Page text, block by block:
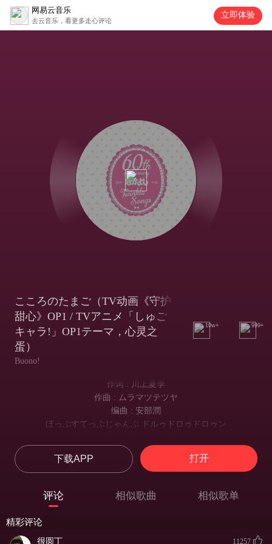
网易云音乐
去云音乐，看更多走心评论
立即体验
こころのたまご（TV动画《守护
甜心》OP1 / TVアニメ「しゅご
キャラ!」OP1テーマ，心灵之
蛋）
Buono!
10w+ 999+
作词 : 川上夏季
作曲 : ムラマツテツヤ
编曲 : 安部潤
ほっぷすてっぷじゃんぷ ドルゥドロゥドロゥン
ちっぷしろっぷほいーぷ いっぱいあるもん
甜蜜 甜蜜 甜蜜 拥有好多
ほっぽすてっぷじゃんぷ ドルゥドロゥドロゥン
蹦 蹦 蹦 咚 咚 咚
ちっぷしろっぷほいーぷ ナリタイアタシ
下载APP 打开
评论 相似歌曲 相似歌单
精彩评论
很圆丁 11257